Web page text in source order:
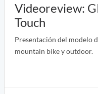
Videoreview:
Touch
Presentación del modelo
mountain bike y outdoor.